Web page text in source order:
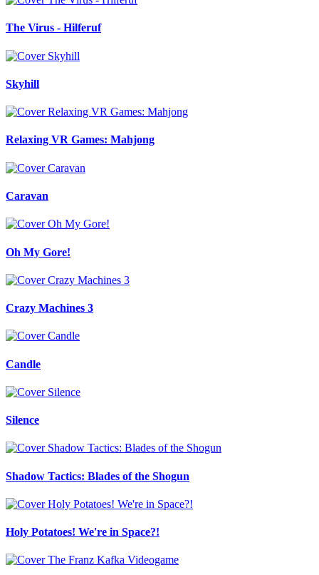
The Virus - Hilferuf
Skyhill
Relaxing VR Games: Mahjong
Caravan
Oh My Gore!
Crazy Machines 3
Candle
Silence
Shadow Tactics: Blades of the Shogun
Holy Potatoes! We're in Space?!